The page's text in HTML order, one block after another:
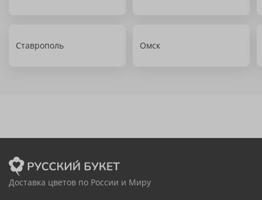
Ставрополь Омск
Доставка цветов по России и Миру